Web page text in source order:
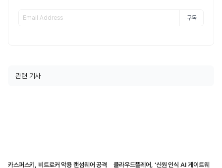
구독
관련 기사
카스퍼스키, 비트로커 악용 랜섬웨어 공격 클라우드플레어, ‘신원 인식 AI 게이트웨